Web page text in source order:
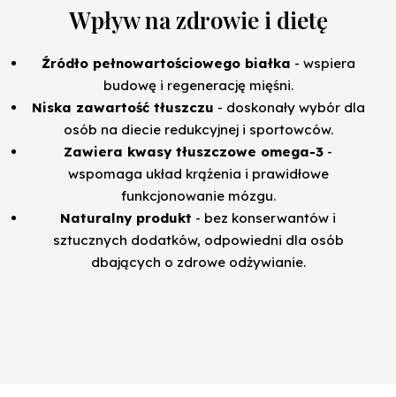
Wpływ na zdrowie i dietę
Źródło pełnowartościowego białka - wspiera
budowę i regenerację mięśni.
Niska zawartość tłuszczu - doskonały wybór dla
osób na diecie redukcyjnej i sportowców.
Zawiera kwasy tłuszczowe omega-3 -
wspomaga układ krążenia i prawidłowe
funkcjonowanie mózgu.
Naturalny produkt - bez konserwantów i
sztucznych dodatków, odpowiedni dla osób
dbających o zdrowe odżywianie.